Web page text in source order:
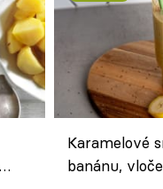
Karamelové
banánu,